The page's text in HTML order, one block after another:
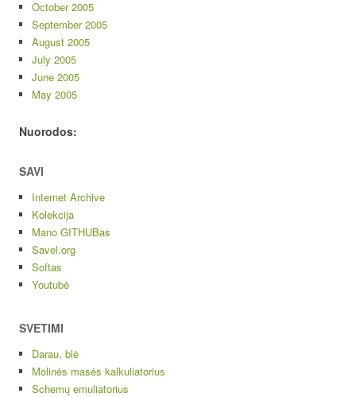
October 2005
September 2005
August 2005
July 2005
June 2005
May 2005
Nuorodos:
SAVI
Internet Archive
Kolekcija
Mano GITHUBas
Savel.org
Softas
Youtubė
SVETIMI
Darau, blė
Molinės masės kalkuliatorius
Schemų emuliatorius